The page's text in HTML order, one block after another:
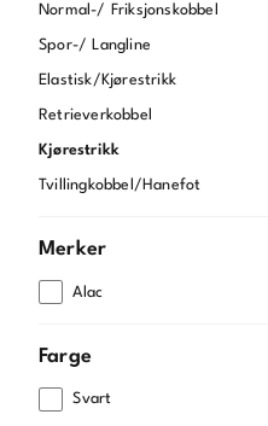
Normal-/ Friksjonskobbel
Spor-/ Langline
Elastisk/Kjørestrikk
Retrieverkobbel
Kjørestrikk
Tvillingkobbel/Hanefot
Merker
Alac
Farge
Svart